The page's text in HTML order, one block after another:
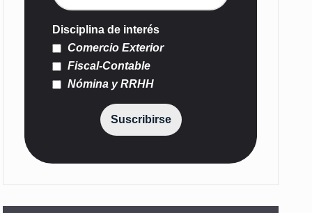
Disciplina de interés
Comercio Exterior
Fiscal-Contable
Nómina y RRHH
Suscribirse